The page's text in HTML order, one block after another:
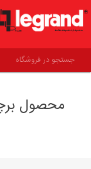
علاقه مندی ها
(0)
محصول